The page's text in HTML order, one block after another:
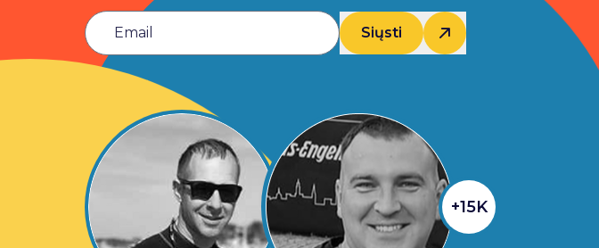
Siųsti
+15K